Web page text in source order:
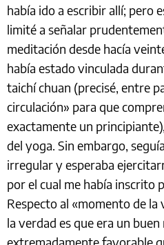
había ido a escribir allí; pero
limité a señalar
meditación desde hacía
había estado vinculada
taichí chuan (precisé, entre
circulación» para que
exactamente un
del yoga. Sin embargo,
irregular y esperaba
por el cual me había inscrito
Respecto al «momento de la
la verdad es que era un